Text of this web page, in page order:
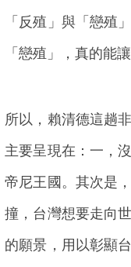
「反殖」與「戀殖
「戀殖」，真的能
所以，賴清德這趟
主要呈現在：一，
帝尼王國。其次是
撞，台灣想要走向
的願景，用以彰顯